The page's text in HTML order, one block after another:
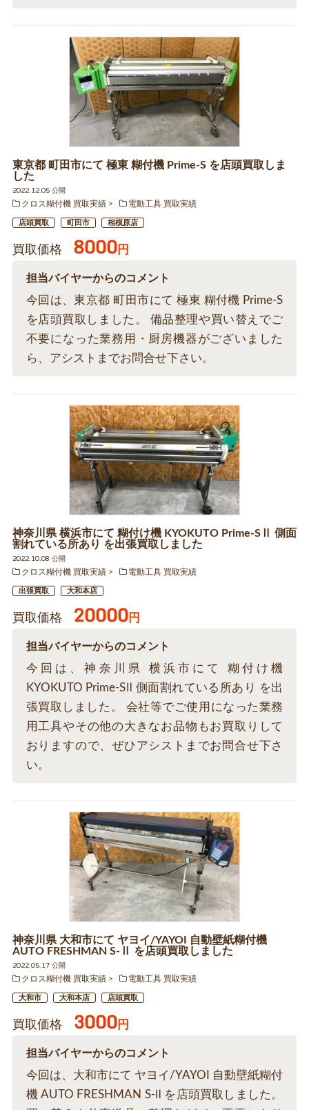
東京都 町田市にて 極東 糊付機 Prime-S を店頭買取しま
した
2022.12.05 公開
クロス糊付機 買取実績
電動工具 買取実績
店頭買取 町田市 相模原店
買取価格 8000円
担当バイヤーからのコメント
今回は、東京都 町田市にて 極東 糊付機 Prime-S
を店頭買取しました。 備品整理や買い替えでご
不要になった業務用・厨房機器がございました
ら、アシストまでお問合せ下さい。
神奈川県 横浜市にて 糊付け機 KYOKUTO Prime-SⅡ 側面
割れている所あり を出張買取しました
2022.10.08 公開
クロス糊付機 買取実績
電動工具 買取実績
出張買取 大和本店
買取価格 20000円
担当バイヤーからのコメント
今回は、神奈川県 横浜市にて 糊付け機
KYOKUTO Prime-SⅡ 側面割れている所あり を出
張買取しました。 会社等でご使用になった業務
用工具やその他の大きなお品物もお買取りして
おりますので、ぜひアシストまでお問合せ下さ
い。
神奈川県 大和市にて ヤヨイ/YAYOI 自動壁紙糊付機
AUTO FRESHMAN S-Ⅱ を店頭買取しました
2022.05.17 公開
クロス糊付機 買取実績
電動工具 買取実績
大和市 大和本店 店頭買取
買取価格 3000円
担当バイヤーからのコメント
今回は、大和市にて ヤヨイ/YAYOI 自動壁紙糊付
機 AUTO FRESHMAN S-Ⅱ を店頭買取しました。